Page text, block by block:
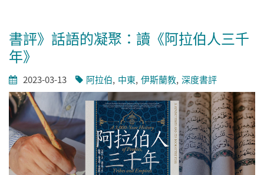
書評》話語的凝聚：讀《阿拉伯人三千
年》
2023-03-13 阿拉伯 中東 伊斯蘭教 深度書評